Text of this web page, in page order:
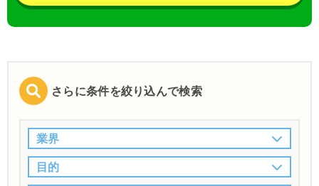
さらに条件を絞り込んで検索
業界
目的